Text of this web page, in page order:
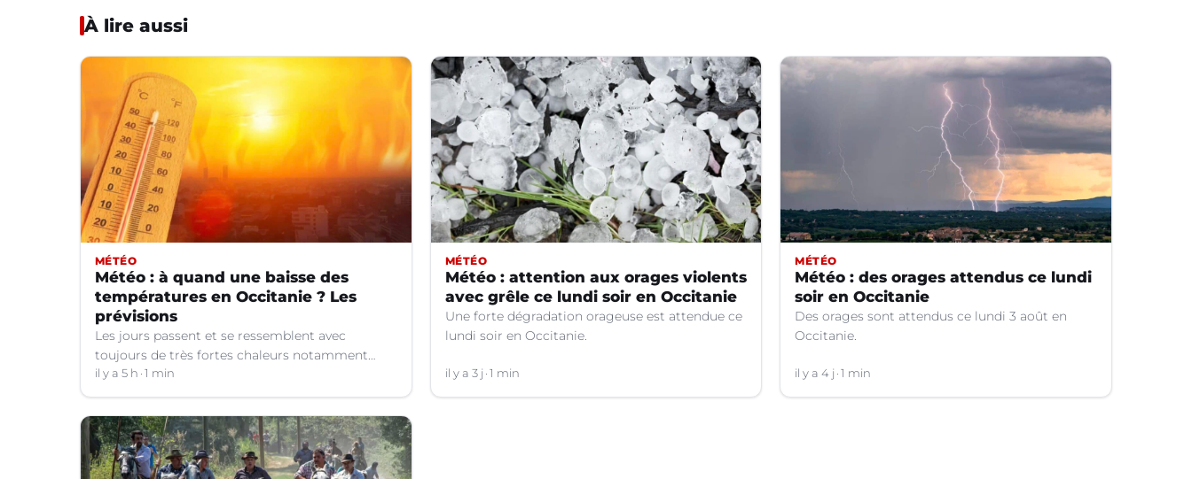
À lire aussi
MÉTÉO
Météo : à quand une baisse des
températures en Occitanie ? Les
prévisions
Les jours passent et se ressemblent avec
toujours de très fortes chaleurs notamment
dans le Languedoc. Jusqu’à quand ?
il y a 5 h 1 min
MÉTÉO
Météo : attention aux orages violents
avec grêle ce lundi soir en Occitanie
Une forte dégradation orageuse est attendue ce
lundi soir en Occitanie.
il y a 3 j 1 min
MÉTÉO
Météo : des orages attendus ce lundi
soir en Occitanie
Des orages sont attendus ce lundi 3 août en
Occitanie.
il y a 4 j 1 min